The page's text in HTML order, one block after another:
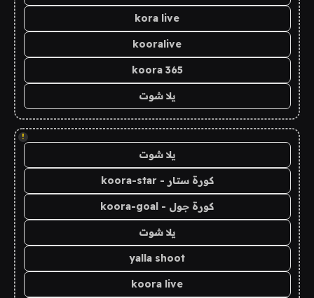
kora live
kooralive
koora 365
يلا شوت
!
يلا شوت
كورة ستار - koora-star
كورة جول - koora-goal
يلا شوت
yalla shoot
koora live